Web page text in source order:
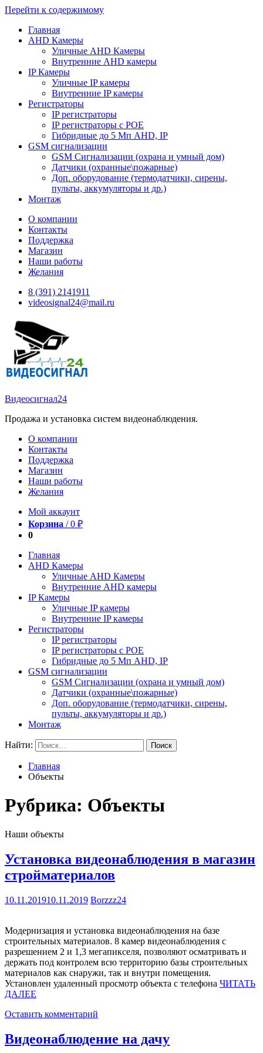
Перейти к содержимому
Главная
AHD Камеры
Уличные AHD Камеры
Внутренние AHD камеры
IP Камеры
Уличные IP камеры
Внутренние IP камеры
Регистраторы
IP регистраторы
IP регистраторы с POE
Гибридные до 5 Мп AHD, IP
GSM cигнализации
GSM Сигнализации (охрана и умный дом)
Датчики (охранные\пожарные)
Доп. оборудование (термодатчики, сирены,
пульты, аккумуляторы и др.)
Монтаж
О компании
Контакты
Поддержка
Магазин
Наши работы
Желания
8 (391) 2141911
videosignal24@mail.ru
Видеосигнал24
Продажа и установка систем видеонаблюдения.
О компании
Контакты
Поддержка
Магазин
Наши работы
Желания
Мой аккаунт
Корзина /0 ₽
0
Главная
AHD Камеры
Уличные AHD Камеры
Внутренние AHD камеры
IP Камеры
Уличные IP камеры
Внутренние IP камеры
Регистраторы
IP регистраторы
IP регистраторы с POE
Гибридные до 5 Мп AHD, IP
GSM cигнализации
GSM Сигнализации (охрана и умный дом)
Датчики (охранные\пожарные)
Доп. оборудование (термодатчики, сирены,
пульты, аккумуляторы и др.)
Монтаж
Найти:
Главная
Объекты
Рубрика: Объекты
Наши объекты
Установка видеонаблюдения в магазин
стройматериалов
10.11.201910.11.2019 Borzzz24
Модернизация и установка видеонаблюдения на базе
строительных материалов. 8 камер видеонаблюдения с
разрешением 2 и 1,3 мегапикселя, позволяют осматривать и
держать под контролем всю территорию базы строительных
материалов как снаружи, так и внутри помещения.
Установлен удаленный просмотр объекта с телефона ЧИТАТЬ
ДАЛЕЕ
Оставить комментарий
Видеонаблюдение на дачу